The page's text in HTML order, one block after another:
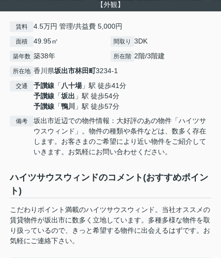
【外観】
賃料 4.5万円 管理/共益費 5,000円
面積 49.95㎡ 間取り 3DK
築年数 築38年 所在階 2階/3階建
所在地 香川県坂出市林田町3234-1
交通 予讃線 「八十場」駅 徒歩41分
予讃線 「坂出 」駅 徒歩54分
予讃線 「鴨川 」駅 徒歩57分
備考
坂出市近辺での物件情報：大好評のあの物件「ハイツサ
ウスウィンド」。物件の種類や条件などは、数多く存在
します。お客さまのご希望により近い物件をご紹介して
いきます。お気軽にお問い合わせください。
ハイツサウスウィンドのコメント(おすすめポイン
ト)
こだわりポイント満載のハイツサウスウィンド。当社オススメの
賃貸物件が坂出市に数多く立地しています。多種多様な物件を取
り扱っているので、きっと希望する物件に出会えるはずです。お
気軽にご連絡下さい。